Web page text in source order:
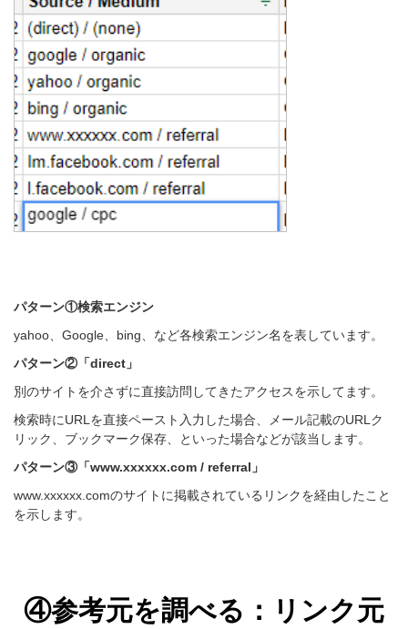
パターン①検索エンジン
yahoo、Google、bing、など各検索エンジン名を表しています。
パターン②「direct」
別のサイトを介さずに直接訪問してきたアクセスを示してます。
検索時にURLを直接ペースト入力した場合、メール記載のURLク
リック、 ブックマーク保存、といった場合などが該当します。
パターン③「www.xxxxxx.com / referral」
www.xxxxxx.comのサイトに掲載されているリンクを経由したこと
を示します。
④参考元を調べる： リンク元